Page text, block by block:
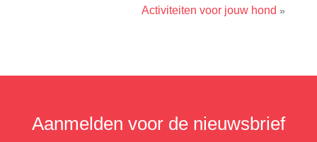
Activiteiten voor jouw hond »
Aanmelden voor de nieuwsbrief